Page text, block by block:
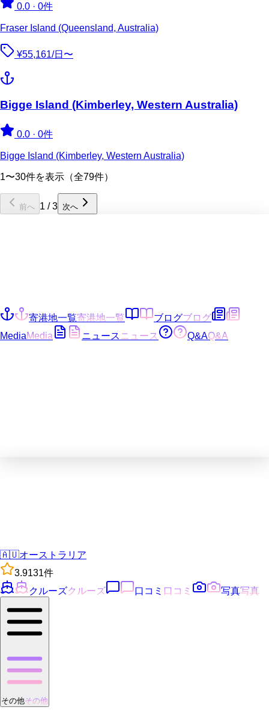
0.0 · 0件
Fraser Island (Queensland, Australia)
¥55,161/日〜
Bigge Island (Kimberley, Western Australia)
0.0 · 0件
Bigge Island (Kimberley, Western Australia)
1〜30件を表示（全79件）
前へ 1 /3 次へ
寄港地一覧寄港地一覧 ブログブログ
MediaMedia ニュース ニュース Q&AQ&A
🇦🇺オーストラリア
3.9131件
クルーズクルーズ 口コミ 口コミ 写真写真
その他その他